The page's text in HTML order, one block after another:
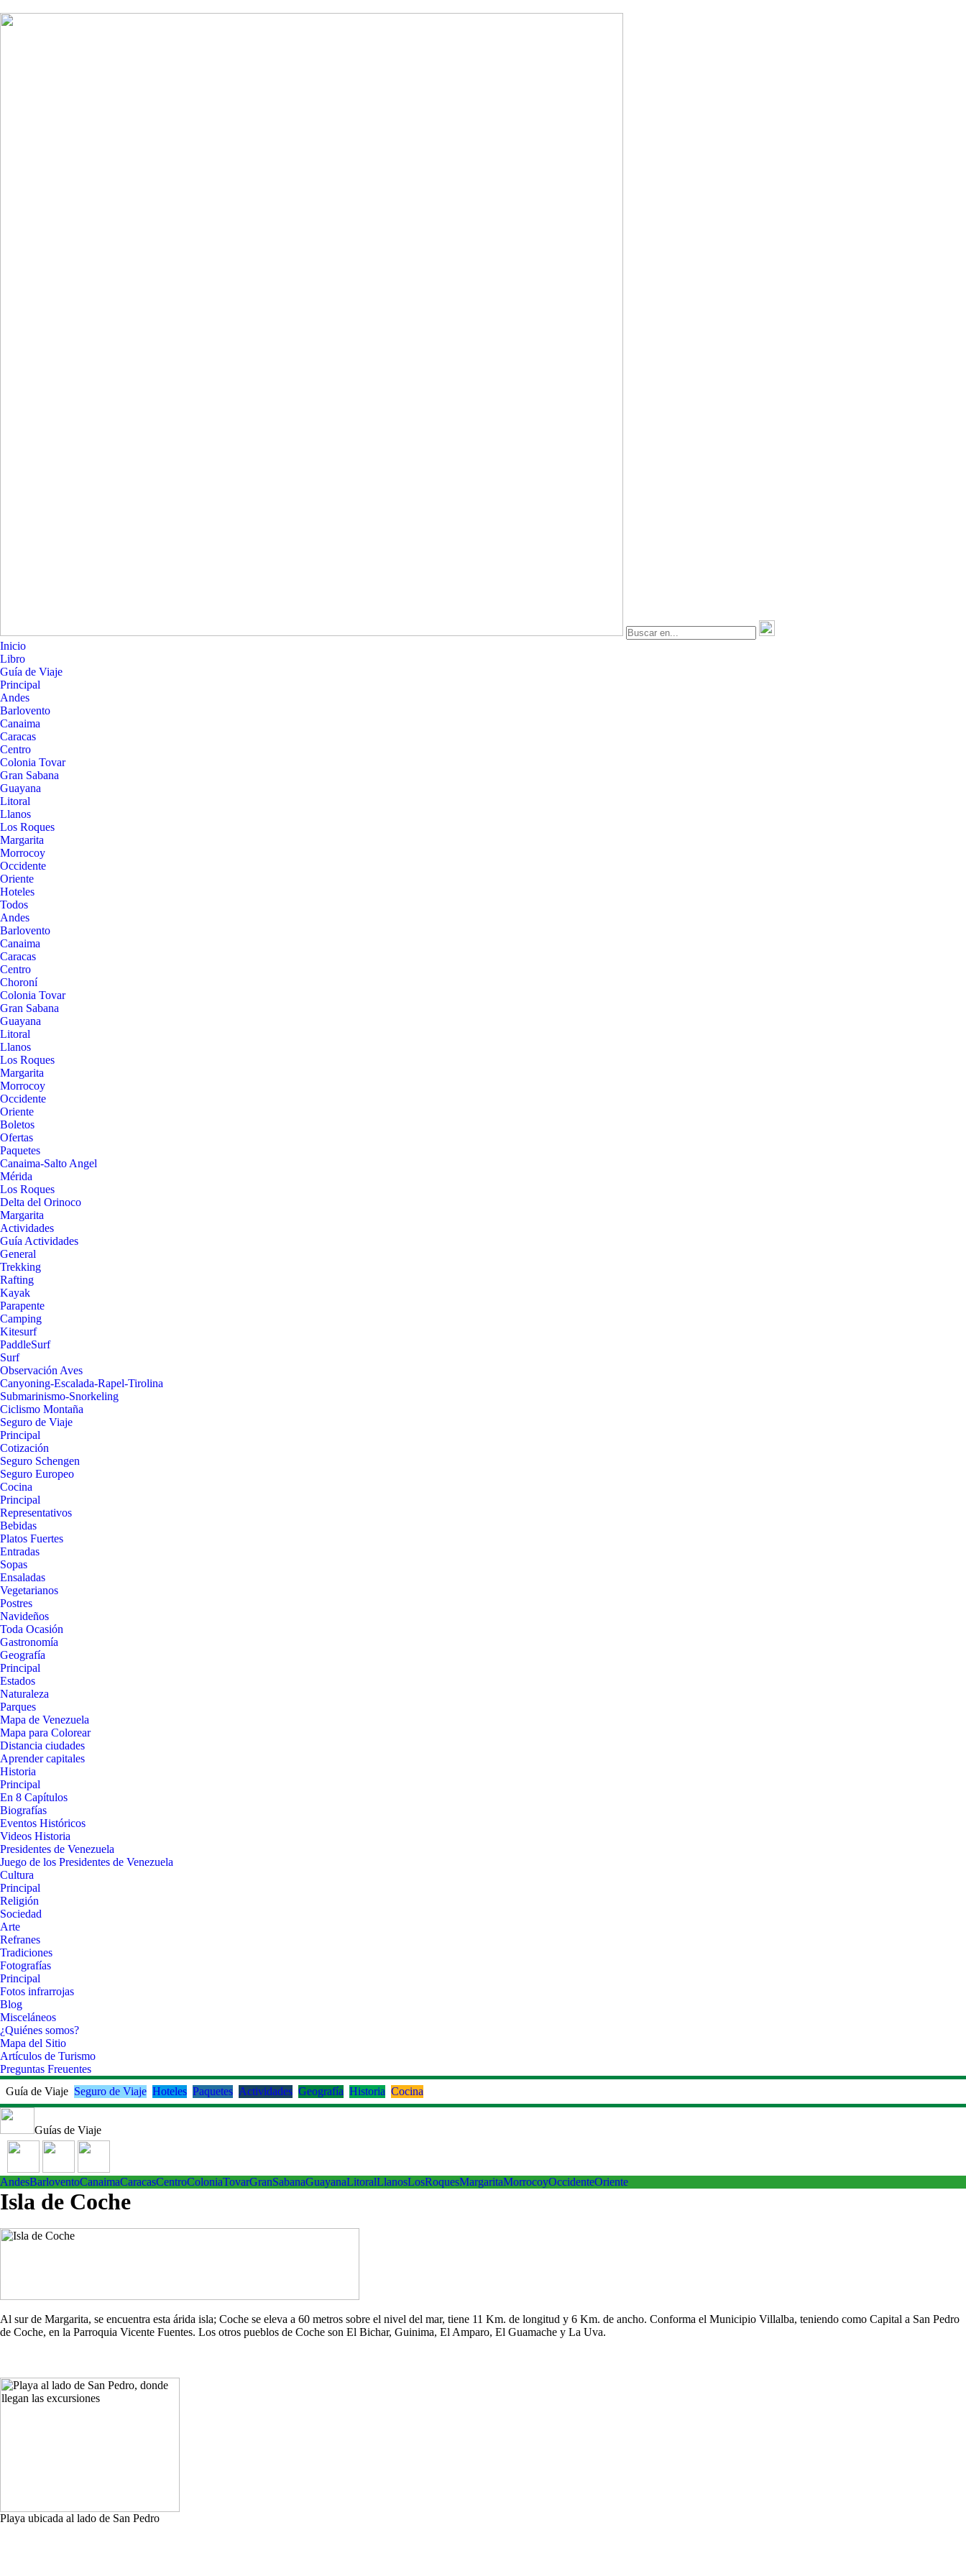
Inicio
Libro
Guía de Viaje
Principal
Andes
Barlovento
Canaima
Caracas
Centro
Colonia Tovar
Gran Sabana
Guayana
Litoral
Llanos
Los Roques
Margarita
Morrocoy
Occidente
Oriente
Hoteles
Todos
Andes
Barlovento
Canaima
Caracas
Centro
Choroní
Colonia Tovar
Gran Sabana
Guayana
Litoral
Llanos
Los Roques
Margarita
Morrocoy
Occidente
Oriente
Boletos
Ofertas
Paquetes
Canaima-Salto Angel
Mérida
Los Roques
Delta del Orinoco
Margarita
Actividades
Guía Actividades
General
Trekking
Rafting
Kayak
Parapente
Camping
Kitesurf
PaddleSurf
Surf
Observación Aves
Canyoning-Escalada-Rapel-Tirolina
Submarinismo-Snorkeling
Ciclismo Montaña
Seguro de Viaje
Principal
Cotización
Seguro Schengen
Seguro Europeo
Cocina
Principal
Representativos
Bebidas
Platos Fuertes
Entradas
Sopas
Ensaladas
Vegetarianos
Postres
Navideños
Toda Ocasión
Gastronomía
Geografía
Principal
Estados
Naturaleza
Parques
Mapa de Venezuela
Mapa para Colorear
Distancia ciudades
Aprender capitales
Historia
Principal
En 8 Capítulos
Biografías
Eventos Históricos
Videos Historia
Presidentes de Venezuela
Juego de los Presidentes de Venezuela
Cultura
Principal
Religión
Sociedad
Arte
Refranes
Tradiciones
Fotografías
Principal
Fotos infrarrojas
Blog
Misceláneos
¿Quiénes somos?
Mapa del Sitio
Artículos de Turismo
Preguntas Freuentes
Guía de Viaje Seguro de Viaje Hoteles Paquetes Actividades Geografía Historia Cocina
Guías de Viaje
AndesBarloventoCanaimaCaracasCentroColoniaTovarGranSabanaGuayanaLitoralLlanosLosRoquesMargaritaMorrocoyOccidenteOriente
Isla de Coche
Al sur de Margarita, se encuentra esta árida isla; Coche se eleva a 60 metros sobre el nivel del mar, tiene 11 Km. de longitud y 6 Km. de ancho. Conforma el Municipio Villalba, teniendo como Capital a San Pedro
de Coche, en la Parroquia Vicente Fuentes. Los otros pueblos de Coche son El Bichar, Guinima, El Amparo, El Guamache y La Uva.
Playa ubicada al lado de San Pedro